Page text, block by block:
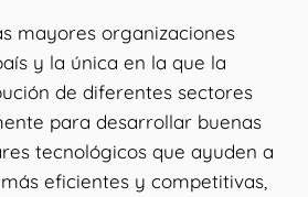
mayores organizaciones
y la única en la que la
de diferentes sectores
para desarrollar buenas
tecnológicos que ayuden a
eficientes y competitivas,